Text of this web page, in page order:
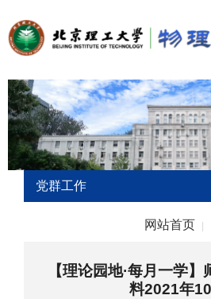
党群工作
网站首页
【理论园地·每月一学
料2021年